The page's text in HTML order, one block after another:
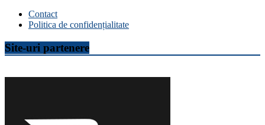
Contact
Politica de confidențialitate
Site-uri partenere